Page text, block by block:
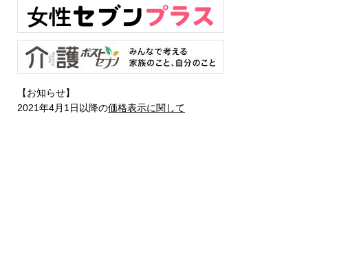
【お知らせ】
2021年4月1日以降の価格表示に関して